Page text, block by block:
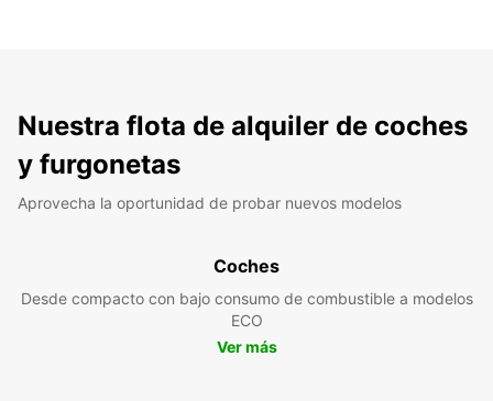
Nuestra flota de alquiler de coches
y furgonetas
Aprovecha la oportunidad de probar nuevos modelos
Coches
Desde compacto con bajo consumo de combustible a modelos
ECO
Ver más